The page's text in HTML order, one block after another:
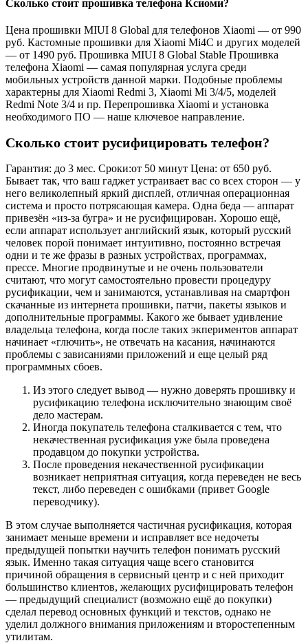
Сколько стоит прошивка телефона Ксиоми?
Цена прошивки MIUI 8 Global для телефонов Xiaomi — от 990
руб. Кастомные прошивки для Xiaomi Mi4C и других моделей
— от 1490 руб. Прошивка MIUI 8 Global Stable Прошивка
телефона Xiaomi — самая популярная услуга среди
мобильных устройств данной марки. Подобные проблемы
характерны для Xiaomi Redmi 3, Xiaomi Mi 3/4/5, моделей
Redmi Note 3/4 и пр. Перепрошивка Xiaomi и установка
необходимого ПО — наше ключевое направление.
Сколько стоит русифицировать телефон?
Гарантия: до 3 мес. Сроки:от 50 минут Цена: от 650 руб.
Бывает так, что ваш гаджет устраивает вас со всех сторон — у
него великолепный яркий дисплей, отличная операционная
система и просто потрясающая камера. Одна беда — аппарат
привезён «из-за бугра» и не русифицирован. Хорошо ещё,
если аппарат использует английский язык, который русский
человек порой понимает интуитивно, постоянно встречая
одни и те же фразы в разных устройствах, программах,
прессе. Многие продвинутые и не очень пользователи
считают, что могут самостоятельно провести процедуру
русификации, чем и занимаются, устанавливая на смартфон
скачанные из интернета прошивки, патчи, пакеты языков и
дополнительные программы. Какого же бывает удивление
владельца телефона, когда после таких экпериментов аппарат
начинает «глючить», не отвечать на касания, начинаются
проблемы с зависаниями приложений и еще целый ряд
программных сбоев.
Из этого следует вывод — нужно доверять прошивку и
русификацию телефона исключительно знающим своё
дело мастерам.
Иногда покупатель телефона сталкивается с тем, что
некачественная русификация уже была проведена
продавцом до покупки устройства.
После проведения некачественной русификации
возникает неприятная ситуация, когда переведен не весь
текст, либо переведен с ошибками (привет Google
переводчику).
В этом случае выполняется частичная русификация, которая
занимает меньше времени и исправляет все недочеты
предыдущей попытки научить телефон понимать русский
язык. Именно такая ситуация чаще всего становится
причиной обращения в сервисный центр и с ней приходит
большинство клиентов, желающих русифицировать телефон
— предыдущий специалист (возможно ещё до покупки)
сделал перевод основных функций и текстов, однако не
уделил должного внимания приложениям и второстепенным
утилитам.